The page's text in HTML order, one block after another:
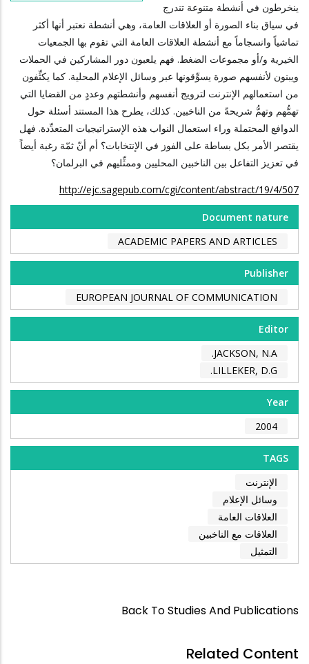
ينخرطون في أنشطة متنوعة تندرج
في سياق بناء الصورة أو العلاقات العامة، وهي أنشطة نعتبر أنها أكثر
تماشياً وانسجاماً مع أنشطة العلاقات العامة التي تقوم بها الجمعيات
الخيرية و/أو مجموعات الضغط. فهم يلعبون دور المشاركين في الحملات
ويبنون لأنفسهم صورة يسوِّقونها عبر وسائل الإعلام المحلية. كما يكثِّفون
من استعمالهم الإنترنت لترويج أنفسهم وأنشطتهم وعددٍ من القضايا التي
تهمُّهم وتهمُّ شريحةً من الناخبين. كذلك، يطرح هذا المستند أسئلة حول
الدوافع المحتملة وراء استعمال النواب هذه الإستراتيجيات المتعدِّدة. فهل
يقتصر الأمر بكل بساطة على الفوز في الإنتخابات؟ أم أنّ ثمّة رغبة أيضاً
في تعزيز التفاعل بين الناخبين المحليين وممثِّليهم في البرلمان؟
http://ejc.sagepub.com/cgi/content/abstract/19/4/507
Document nature
ACADEMIC PAPERS AND ARTICLES
Publisher
EUROPEAN JOURNAL OF COMMUNICATION
Editor
JACKSON, N.A.
LILLEKER, D.G.
Year
2004
TAGS
الإنترنت
وسائل الإعلام
العلاقات العامة
العلاقات مع الناخبين
التمثيل
Back To Studies And Publications
Related Content